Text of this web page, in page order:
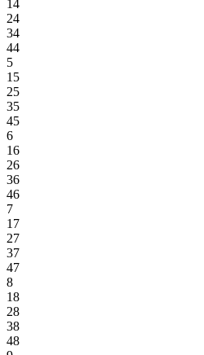
14
24
34
44
5
15
25
35
45
6
16
26
36
46
7
17
27
37
47
8
18
28
38
48